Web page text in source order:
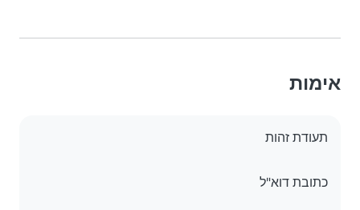
אימות
תעודת זהות
כתובת דוא"ל